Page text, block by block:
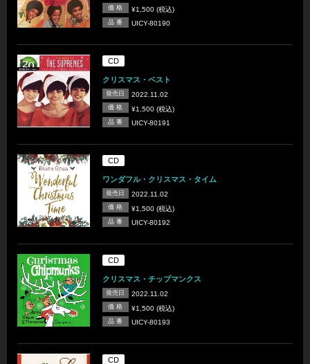
価 格 ¥1,500 (税込)
品 番 UICY-80190
CD
クリスマス・ベスト
発売日 2022.11.02
価 格 ¥1,500 (税込)
品 番 UICY-80191
CD
ワンダフル・クリスマス・タイム
発売日 2022.11.02
価 格 ¥1,500 (税込)
品 番 UICY-80192
CD
クリスマス・チップマンクス
発売日 2022.11.02
価 格 ¥1,500 (税込)
品 番 UICY-80193
CD